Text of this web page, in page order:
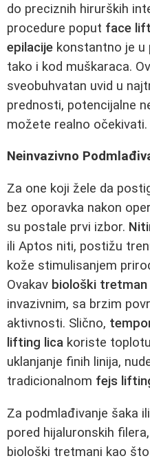
do preciznih hirurških
procedure poput face
epilacije konstantno je u
tako i kod muškaraca.
sveobuhvatan uvid u
prednosti, potencijalne
možete realno očekivati.
Neinvazivno
Za one koji žele da
bez oporavka nakon
su postale prvi izbor.
ili Aptos niti, postižu
kože stimulisanjem
Ovakav biološki tretman
invazivnim, sa brzim
aktivnosti. Slično,
lifting lica koriste
uklanjanje finih linija,
tradicionalnom fejs
Za podmlađivanje šaka
pored hijaluronskih
biološki tretmani kao